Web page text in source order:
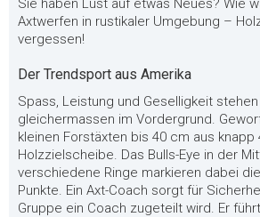
Sie haben Lust auf etwas Neues? Wie
Axtwerfen in rustikaler Umgebung –
vergessen!
Der Trendsport aus Amerika
Spass, Leistung und Geselligkeit
gleichermassen im Vordergrund.
kleinen Forstäxten bis 40 cm aus knapp
Holzzielscheibe. Das Bulls-Eye in der
verschiedene Ringe markieren dabei
Punkte. Ein Axt-Coach sorgt für
Gruppe ein Coach zugeteilt wird. Er